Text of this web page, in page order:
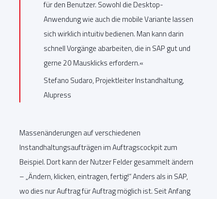
für den Benutzer. Sowohl die Desktop-
Anwendung wie auch die mobile Variante lassen
sich wirklich intuitiv bedienen. Man kann darin
schnell Vorgänge abarbeiten, die in SAP gut und
gerne 20 Mausklicks erfordern.«
Stefano Sudaro, Projektleiter Instandhaltung,
Alupress
Massenänderungen auf verschiedenen
Instandhaltungsaufträgen im Auftragscockpit zum
Beispiel. Dort kann der Nutzer Felder gesammelt ändern
– „Ändern, klicken, eintragen, fertig!“ Anders als in SAP,
wo dies nur Auftrag für Auftrag möglich ist. Seit Anfang